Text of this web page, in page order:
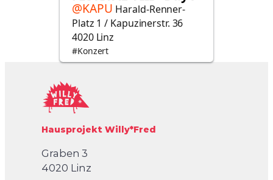
Hausprojekt Willy*Fred
Graben 3
4020 Linz